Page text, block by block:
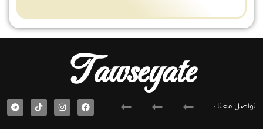
Tawseyate
تواصل معنا :
F
a
e
T
e
e